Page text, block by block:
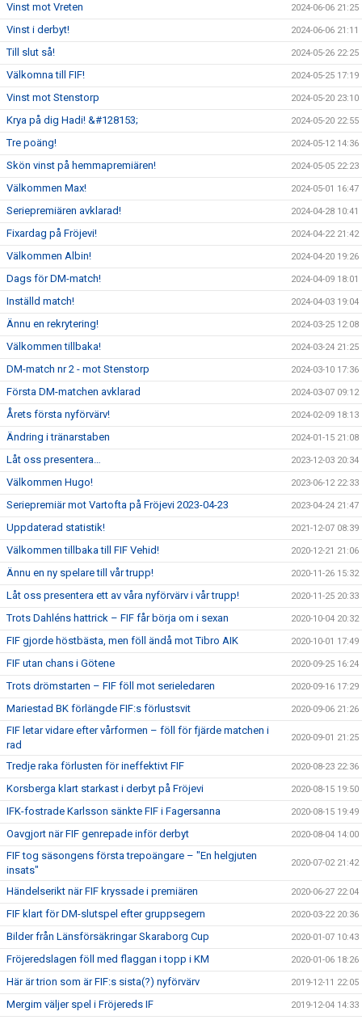
Vinst mot Vreten 2024-06-06 21:25
Vinst i derbyt! 2024-06-06 21:11
Till slut så! 2024-05-26 22:25
Välkomna till FIF! 2024-05-25 17:19
Vinst mot Stenstorp 2024-05-20 23:10
Krya på dig Hadi! &#128153; 2024-05-20 22:55
Tre poäng! 2024-05-12 14:36
Skön vinst på hemmapremiären! 2024-05-05 22:23
Välkommen Max! 2024-05-01 16:47
Seriepremiären avklarad! 2024-04-28 10:41
Fixardag på Fröjevi! 2024-04-22 21:42
Välkommen Albin! 2024-04-20 19:26
Dags för DM-match! 2024-04-09 18:01
Inställd match! 2024-04-03 19:04
Ännu en rekrytering! 2024-03-25 12:08
Välkommen tillbaka! 2024-03-24 21:25
DM-match nr 2 - mot Stenstorp 2024-03-10 17:36
Första DM-matchen avklarad 2024-03-07 09:12
Årets första nyförvärv! 2024-02-09 18:13
Ändring i tränarstaben 2024-01-15 21:08
Låt oss presentera… 2023-12-03 20:34
Välkommen Hugo! 2023-06-12 22:33
Seriepremiär mot Vartofta på Fröjevi 2023-04-23 2023-04-24 21:47
Uppdaterad statistik! 2021-12-07 08:39
Välkommen tillbaka till FIF Vehid! 2020-12-21 21:06
Ännu en ny spelare till vår trupp! 2020-11-26 15:32
Låt oss presentera ett av våra nyförvärv i vår trupp! 2020-11-25 20:33
Trots Dahléns hattrick – FIF får börja om i sexan 2020-10-04 20:32
FIF gjorde höstbästa, men föll ändå mot Tibro AIK 2020-10-01 17:49
FIF utan chans i Götene 2020-09-25 16:24
Trots drömstarten – FIF föll mot serieledaren 2020-09-16 17:29
Mariestad BK förlängde FIF:s förlustsvit 2020-09-06 21:26
FIF letar vidare efter vårformen – föll för fjärde matchen i
rad
2020-09-01 21:25
Tredje raka förlusten för ineffektivt FIF 2020-08-23 22:36
Korsberga klart starkast i derbyt på Fröjevi 2020-08-15 19:50
IFK-fostrade Karlsson sänkte FIF i Fagersanna 2020-08-15 19:49
Oavgjort när FIF genrepade inför derbyt 2020-08-04 14:00
FIF tog säsongens första trepoängare – "En helgjuten
insats"
2020-07-02 21:42
Händelserikt när FIF kryssade i premiären 2020-06-27 22:04
FIF klart för DM-slutspel efter gruppsegern 2020-03-22 20:36
Bilder från Länsförsäkringar Skaraborg Cup 2020-01-07 10:43
Fröjeredslagen föll med flaggan i topp i KM 2020-01-06 18:26
Här är trion som är FIF:s sista(?) nyförvärv 2019-12-11 22:05
Mergim väljer spel i Fröjereds IF 2019-12-04 14:33